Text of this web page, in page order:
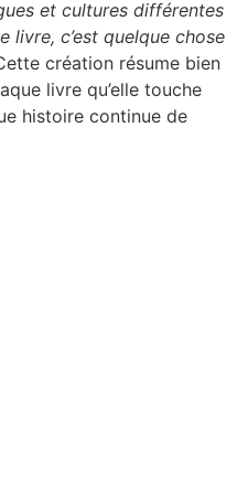
et cultures différentes
livre, c’est quelque chose
création résume bien
livre qu’elle touche
histoire continue de